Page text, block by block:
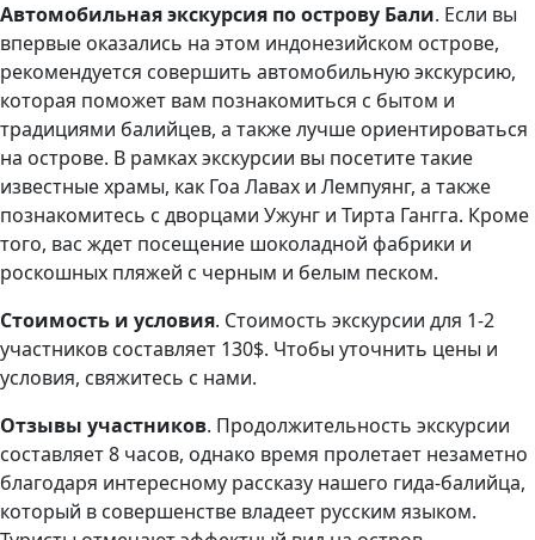
Автомобильная экскурсия по острову Бали. Если вы
впервые оказались на этом индонезийском острове,
рекомендуется совершить автомобильную экскурсию,
которая поможет вам познакомиться с бытом и
традициями балийцев, а также лучше ориентироваться
на острове. В рамках экскурсии вы посетите такие
известные храмы, как Гоа Лавах и Лемпуянг, а также
познакомитесь с дворцами Ужунг и Тирта Гангга. Кроме
того, вас ждет посещение шоколадной фабрики и
роскошных пляжей с черным и белым песком.
Стоимость и условия. Стоимость экскурсии для 1-2
участников составляет 130$. Чтобы уточнить цены и
условия, свяжитесь с нами.
Отзывы участников. Продолжительность экскурсии
составляет 8 часов, однако время пролетает незаметно
благодаря интересному рассказу нашего гида-балийца,
который в совершенстве владеет русским языком.